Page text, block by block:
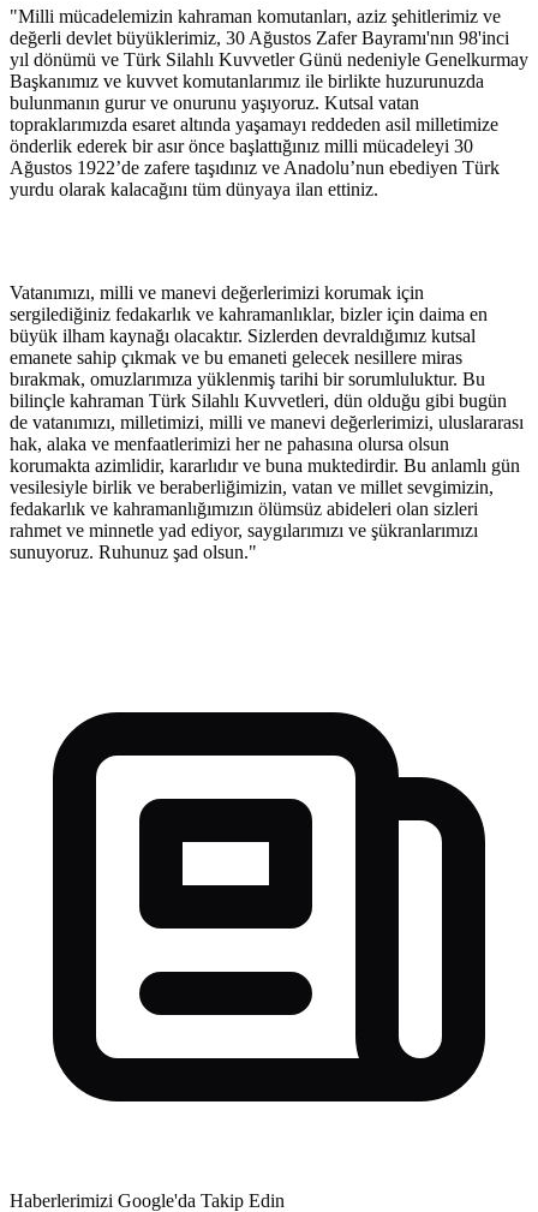
"Milli mücadelemizin kahraman komutanları, aziz şehitlerimiz ve
değerli devlet büyüklerimiz, 30 Ağustos Zafer Bayramı'nın 98'inci
yıl dönümü ve Türk Silahlı Kuvvetler Günü nedeniyle Genelkurmay
Başkanımız ve kuvvet komutanlarımız ile birlikte huzurunuzda
bulunmanın gurur ve onurunu yaşıyoruz. Kutsal vatan
topraklarımızda esaret altında yaşamayı reddeden asil milletimize
önderlik ederek bir asır önce başlattığınız milli mücadeleyi 30
Ağustos 1922’de zafere taşıdınız ve Anadolu’nun ebediyen Türk
yurdu olarak kalacağını tüm dünyaya ilan ettiniz.
Vatanımızı, milli ve manevi değerlerimizi korumak için
sergilediğiniz fedakarlık ve kahramanlıklar, bizler için daima en
büyük ilham kaynağı olacaktır. Sizlerden devraldığımız kutsal
emanete sahip çıkmak ve bu emaneti gelecek nesillere miras
bırakmak, omuzlarımıza yüklenmiş tarihi bir sorumluluktur. Bu
bilinçle kahraman Türk Silahlı Kuvvetleri, dün olduğu gibi bugün
de vatanımızı, milletimizi, milli ve manevi değerlerimizi, uluslararası
hak, alaka ve menfaatlerimizi her ne pahasına olursa olsun
korumakta azimlidir, kararlıdır ve buna muktedirdir. Bu anlamlı gün
vesilesiyle birlik ve beraberliğimizin, vatan ve millet sevgimizin,
fedakarlık ve kahramanlığımızın ölümsüz abideleri olan sizleri
rahmet ve minnetle yad ediyor, saygılarımızı ve şükranlarımızı
sunuyoruz. Ruhunuz şad olsun."
Haberlerimizi Google'da Takip Edin